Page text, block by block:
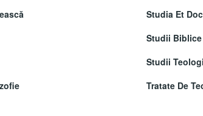
Studia Et
Studii Biblice
Studii
Tratate De